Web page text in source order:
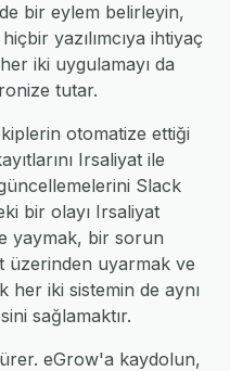
bir eylem belirleyin,
yazılımcıya ihtiyaç
iki uygulamayı da
tutar.
otomatize ettiği
Irsaliyat ile
Slack
bir olayı Irsaliyat
yaymak, bir sorun
üzerinden uyarmak ve
her iki sistemin de aynı
sağlamaktır.
eGrow'a kaydolun,